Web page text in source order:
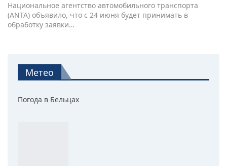
Национальное агентство автомобильного транспорта
(ANTA) объявило, что с 24 июня будет принимать в
обработку заявки…
Метео
Погода в Бельцах